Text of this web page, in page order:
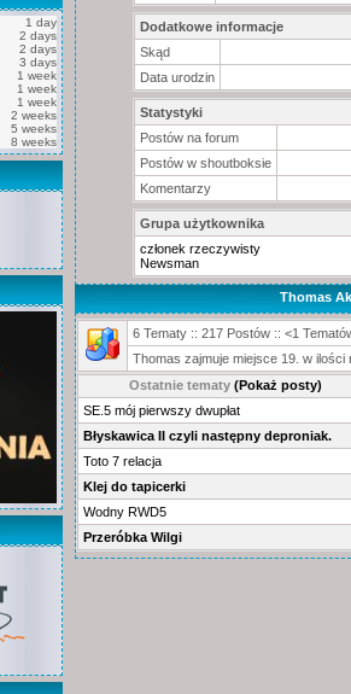
1 day
2 days
2 days
3 days
1 week
1 week
1 week
2 weeks
5 weeks
8 weeks
Dodatkowe informacje
Skąd
Data urodzin
Statystyki
Postów na forum
Postów w shoutboksie
Komentarzy
Grupa użytkownika
członek rzeczywisty
Newsman
Thomas
6 Tematy :: 217 Postów :: <1
Thomas zajmuje miejsce 19. w
Ostatnie tematy (Pokaż posty)
SE.5 mój pierwszy dwupłat
Błyskawica II czyli następny deproniak.
Toto 7 relacja
Klej do tapicerki
Wodny RWD5
Przeróbka Wilgi